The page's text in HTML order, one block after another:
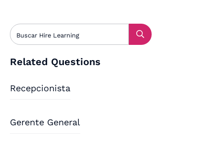
Related Questions
Recepcionista
Gerente General